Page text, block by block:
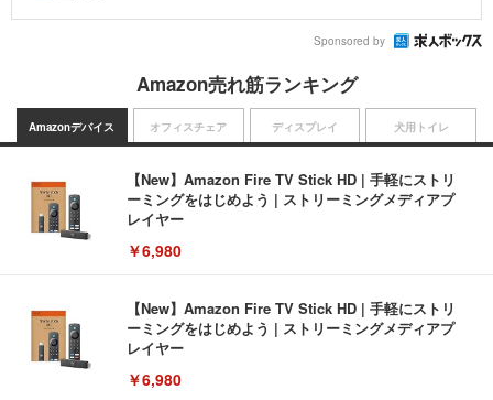
Sponsored by
Amazon売れ筋ランキング
Amazonデバイス
【New】Amazon Fire TV Stick HD | 手軽にストリ
ーミングをはじめよう | ストリーミングメディアプ
レイヤー
￥6,980
【New】Amazon Fire TV Stick HD | 手軽にストリ
ーミングをはじめよう | ストリーミングメディアプ
レイヤー
￥6,980
オフィスチェア ディスプレイ 犬用トイレ